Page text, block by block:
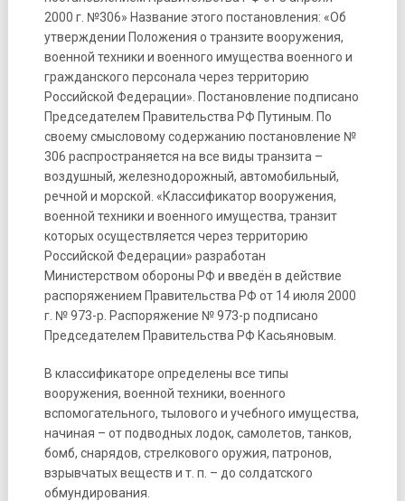
2000 г. №306» Название этого постановления: «Об
утверждении Положения о транзите вооружения,
военной техники и военного имущества военного и
гражданского персонала через территорию
Российской Федерации». Постановление подписано
Председателем Правительства РФ Путиным. По
своему смысловому содержанию постановление №
306 распространяется на все виды транзита –
воздушный, железнодорожный, автомобильный,
речной и морской. «Классификатор вооружения,
военной техники и военного имущества, транзит
которых осуществляется через территорию
Российской Федерации» разработан
Министерством обороны РФ и введён в действие
распоряжением Правительства РФ от 14 июля 2000
г. № 973-р. Распоряжение № 973-р подписано
Председателем Правительства РФ Касьяновым.
В классификаторе определены все типы
вооружения, военной техники, военного
вспомогательного, тылового и учебного имущества,
начиная – от подводных лодок, самолетов, танков,
бомб, снарядов, стрелкового оружия, патронов,
взрывчатых веществ и т. п. – до солдатского
обмундирования.